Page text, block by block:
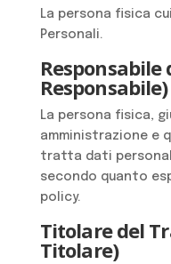
La persona fisica
Personali.
Responsabile)
La persona fisica,
amministrazione e
tratta dati
secondo quanto
policy.
Titolare del
Titolare)